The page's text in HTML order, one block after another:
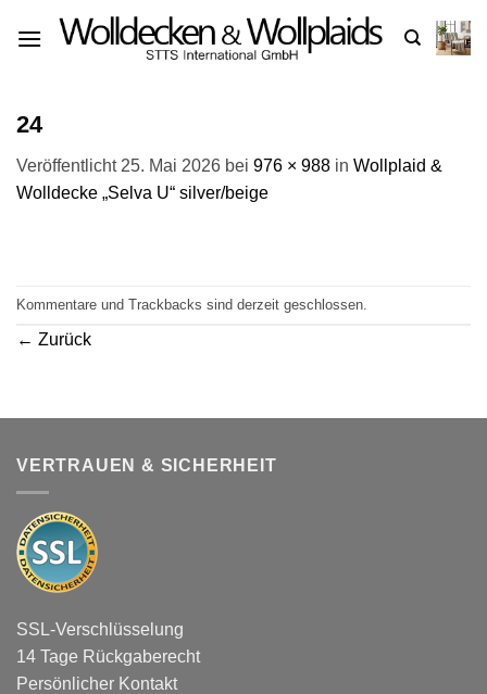
Inhalt
24
Veröffentlicht 25. Mai 2026 bei 976 × 988 in Wollplaid &
Wolldecke „Selva U“ silver/beige
Kommentare und Trackbacks sind derzeit geschlossen.
← Zurück
VERTRAUEN & SICHERHEIT
SSL-Verschlüsselung
14 Tage Rückgaberecht
Persönlicher Kontakt